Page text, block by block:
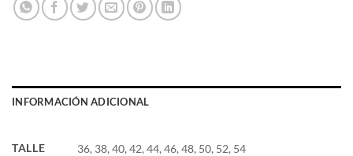
INFORMACIÓN ADICIONAL
TALLE 36, 38, 40, 42, 44, 46, 48, 50, 52, 54